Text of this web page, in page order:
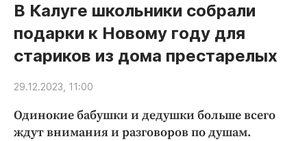
Новости компаний
Статьи
Народные новости
Авто и транспорт
Криминал
В Калуге школьники собрали
подарки к Новому году для
стариков из дома престарелых
29.12.2023, 11:00
Одинокие бабушки и дедушки больше всего
ждут внимания и разговоров по душам.